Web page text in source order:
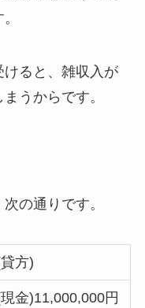
ると、雑収入が
うからです。
の通りです。
方)
金)11,000,000円